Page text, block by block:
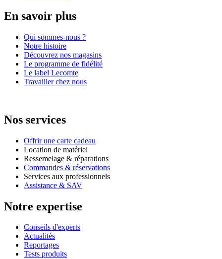
En savoir plus
Qui sommes-nous ?
Notre histoire
Découvrez nos magasins
Le programme de fidélité
Le label Lecomte
Travailler chez nous
Nos services
Offrir une carte cadeau
Location de matériel
Ressemelage & réparations
Commandes & réservations
Services aux professionnels
Assistance & SAV
Notre expertise
Conseils d'experts
Actualités
Reportages
Tests produits